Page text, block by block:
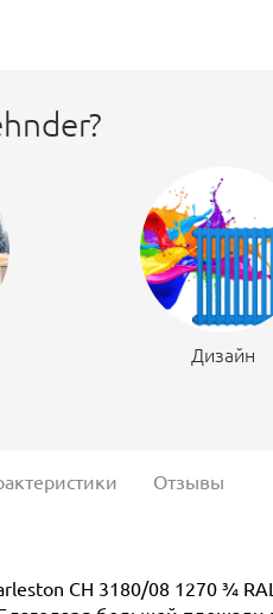
Дизайн
Отзывы
CH 3180/08 1270 ¾